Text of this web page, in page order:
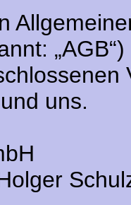
uns.